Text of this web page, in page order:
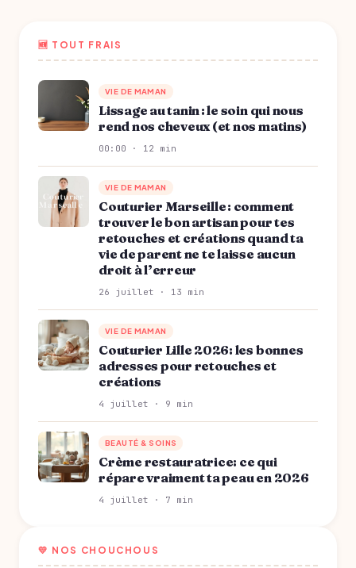
🆕 TOUT FRAIS
VIE DE MAMAN
Lissage au tanin : le soin qui nous
rend nos cheveux (et nos matins)
00:00 · 12 min
VIE DE MAMAN
Couturier Marseille : comment
trouver le bon artisan pour tes
retouches et créations quand ta
vie de parent ne te laisse aucun
droit à l’erreur
26 juillet · 13 min
VIE DE MAMAN
Couturier Lille 2026: les bonnes
adresses pour retouches et
créations
4 juillet · 9 min
BEAUTÉ & SOINS
Crème restauratrice: ce qui
répare vraiment ta peau en 2026
4 juillet · 7 min
💛 NOS CHOUCHOUS